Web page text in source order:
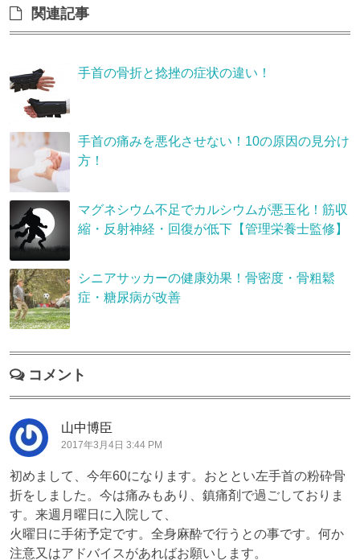
関連記事
手首の骨折と捻挫の症状の違い！
手首の痛みを悪化させない！10の原因の見分け
方！
マグネシウム不足でカルシウムが悪玉化！筋収
縮・反射神経・回復が低下【管理栄養士監修】
シニアサッカーの健康効果！骨密度・骨粗鬆
症・糖尿病が改善
コメント
山中博臣
2017年3月4日 3:44 PM
初めまして、今年60になります。おととい左手首の粉砕骨
折をしました。今は痛みもあり、鎮痛剤で過ごしておりま
す。来週月曜日に入院して、
火曜日に手術予定です。全身麻酔で行うとの事です。何か
注意又はアドバイスがあればお願いします。